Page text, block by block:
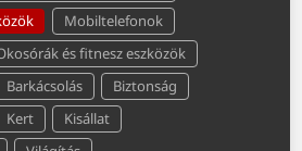
Mobiltelefonok
és fitnesz eszközök
Barkácsolás
Biztonság
Kert
Kisállat